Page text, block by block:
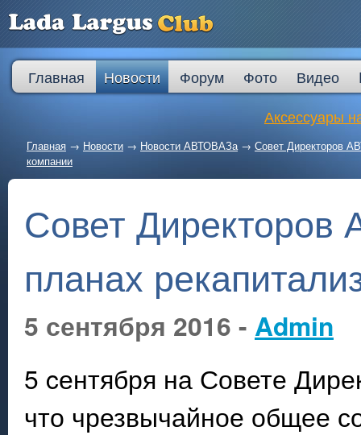
Главная Новости Форум Фото Видео
Аксессуары
Главная → Новости → Новости АВТОВАЗа→ Совет Директоров
компании
Совет
планах
5 сентября 2016 - Admin
5 cентября на Совете
что чрезвычайное общее